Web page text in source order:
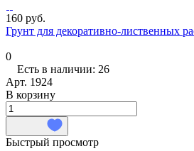
160 руб.
Грунт для декоративно-лиственных
0
Есть в наличии: 26
Арт. 1924
В корзину
Быстрый просмотр